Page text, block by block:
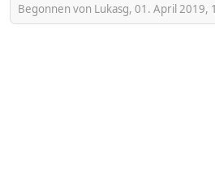
Begonnen von Lukasg, 01. April 2019,